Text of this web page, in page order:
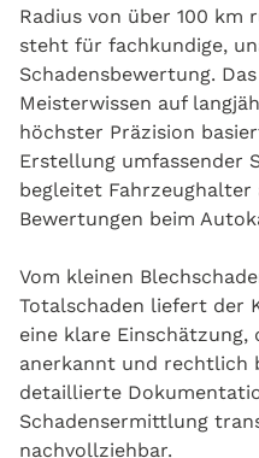
Radius von über 100 km
steht für fachkundige,
Schadensbewertung.
Meisterwissen auf
höchster Präzision
Erstellung umfassender
begleitet
Bewertungen beim
Vom kleinen
Totalschaden liefert der
eine klare Einschätzung,
anerkannt und rechtlich
detaillierte
Schadensermittlung
nachvollziehbar.